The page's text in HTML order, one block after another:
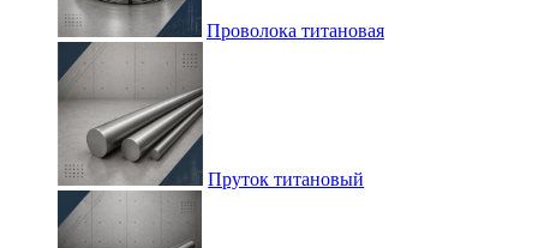
Проволока титановая
Пруток титановый